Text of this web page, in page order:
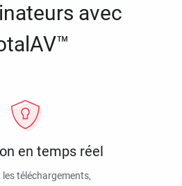
avec
en temps réel
les téléchargements,